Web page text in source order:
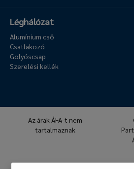
Léghálózat
Alumínium cső
Csatlakozó
Golyóscsap
Szerelési kellék
Az árak ÁFA-t nem
tartalmaznak